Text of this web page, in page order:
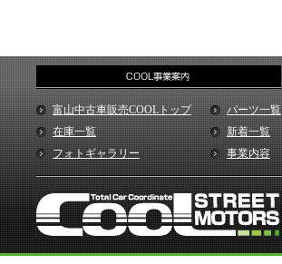
富山中古車販売COOLトップ
パーツ一覧
在庫一覧
新着一覧
フォトギャラリー
事業内容